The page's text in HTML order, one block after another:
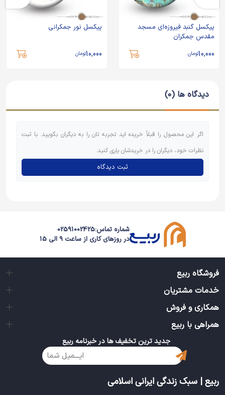
پیکسل گنبد فیروزه‌ای مسجد
مقدس جمکران
10,000تومان
پیکسل نور جمکرانی
10,000تومان
دیدگاه ها (0)
اگر این محصول را قبلاً خریده اید تجربه تان را به دیگران بگویید. با ثبت
نظرات خود، دیگران را در خریدشان یاری کنید.
ثبت دیدگاه
شماره تماس:02591002425
در روزهای کاری از ساعت 9 الی 15
فروشگاه ربیع
خدمات مشتریان
همکاری و فروش
همراهی با ربیع
جدید ترین تخفیف ها در خبرنامه ربیع
ربیع | سبک زندگی ایرانی اسلامی